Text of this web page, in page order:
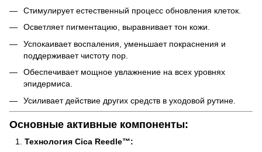
Стимулирует естественный процесс обновления клеток.
Осветляет пигментацию, выравнивает тон кожи.
Успокаивает воспаления, уменьшает покраснения и
поддерживает чистоту пор.
Обеспечивает мощное увлажнение на всех уровнях
эпидермиса.
Усиливает действие других средств в уходовой рутине.
Основные активные компоненты:
Технология Cica Reedle™: